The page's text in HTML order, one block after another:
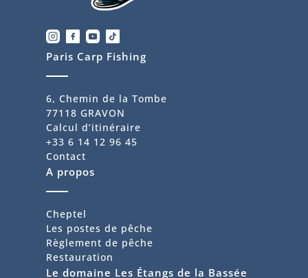
Paris Carp Fishing
6, Chemin de la Tombe
77118 GRAVON
Calcul d’itinéraire
+33 6 14 12 96 45
Contact
A propos
Cheptel
Les postes de pêche
Règlement de pêche
Restauration
Le domaine Les Étangs de la Bassée